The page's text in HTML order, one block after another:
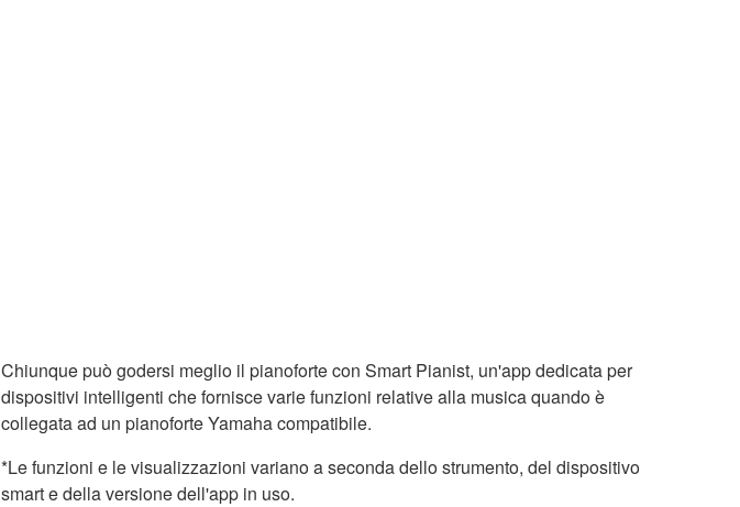
Chiunque può godersi meglio il pianoforte con Smart Pianist, un'app dedicata per
dispositivi intelligenti che fornisce varie funzioni relative alla musica quando è
collegata ad un pianoforte Yamaha compatibile.
*Le funzioni e le visualizzazioni variano a seconda dello strumento, del dispositivo
smart e della versione dell'app in uso.